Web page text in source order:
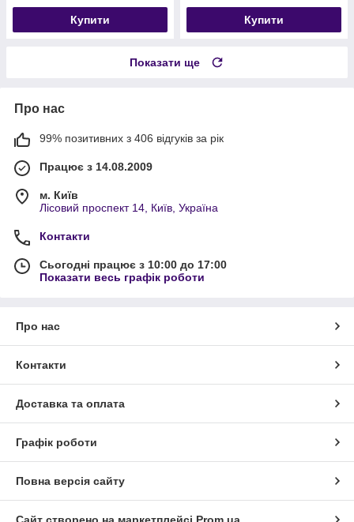
Купити Купити
Показати ще
Про нас
99% позитивних з 406 відгуків за рік
Працює з 14.08.2009
м. Київ
Лісовий проспект 14, Київ, Україна
Контакти
Сьогодні працює з 10:00 до 17:00
Показати весь графік роботи
Про нас
Контакти
Доставка та оплата
Графік роботи
Повна версія сайту